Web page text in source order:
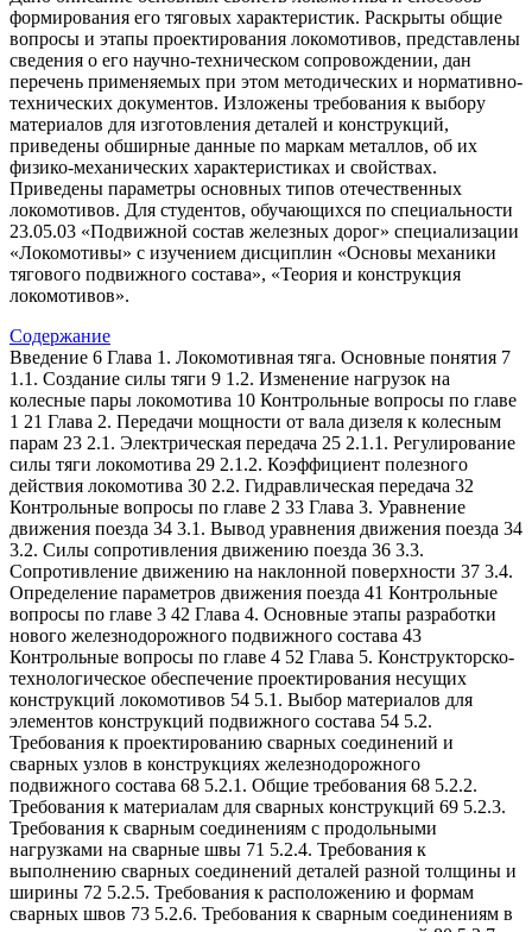
формирования его тяговых характеристик. Раскрыты общие
вопросы и этапы проектирования локомотивов, представлены
сведения о его научно-техническом сопровождении, дан
перечень применяемых при этом методических и нормативно-
технических документов. Изложены требования к выбору
материалов для изготовления деталей и конструкций,
приведены обширные данные по маркам металлов, об их
физико-механических характеристиках и свойствах.
Приведены параметры основных типов отечественных
локомотивов. Для студентов, обучающихся по специальности
23.05.03 «Подвижной состав железных дорог» специализации
«Локомотивы» с изучением дисциплин «Основы механики
тягового подвижного состава», «Теория и конструкция
локомотивов».
Содержание
Введение 6 Глава 1. Локомотивная тяга. Основные понятия 7
1.1. Создание силы тяги 9 1.2. Изменение нагрузок на
колесные пары локомотива 10 Контрольные вопросы по главе
1 21 Глава 2. Передачи мощности от вала дизеля к колесным
парам 23 2.1. Электрическая передача 25 2.1.1. Регулирование
силы тяги локомотива 29 2.1.2. Коэффициент полезного
действия локомотива 30 2.2. Гидравлическая передача 32
Контрольные вопросы по главе 2 33 Глава 3. Уравнение
движения поезда 34 3.1. Вывод уравнения движения поезда 34
3.2. Силы сопротивления движению поезда 36 3.3.
Сопротивление движению на наклонной поверхности 37 3.4.
Определение параметров движения поезда 41 Контрольные
вопросы по главе 3 42 Глава 4. Основные этапы разработки
нового железнодорожного подвижного состава 43
Контрольные вопросы по главе 4 52 Глава 5. Конструкторско-
технологическое обеспечение проектирования несущих
конструкций локомотивов 54 5.1. Выбор материалов для
элементов конструкций подвижного состава 54 5.2.
Требования к проектированию сварных соединений и
сварных узлов в конструкциях железнодорожного
подвижного состава 68 5.2.1. Общие требования 68 5.2.2.
Требования к материалам для сварных конструкций 69 5.2.3.
Требования к сварным соединениям с продольными
нагрузками на сварные швы 71 5.2.4. Требования к
выполнению сварных соединений деталей разной толщины и
ширины 72 5.2.5. Требования к расположению и формам
сварных швов 73 5.2.6. Требования к сварным соединениям в